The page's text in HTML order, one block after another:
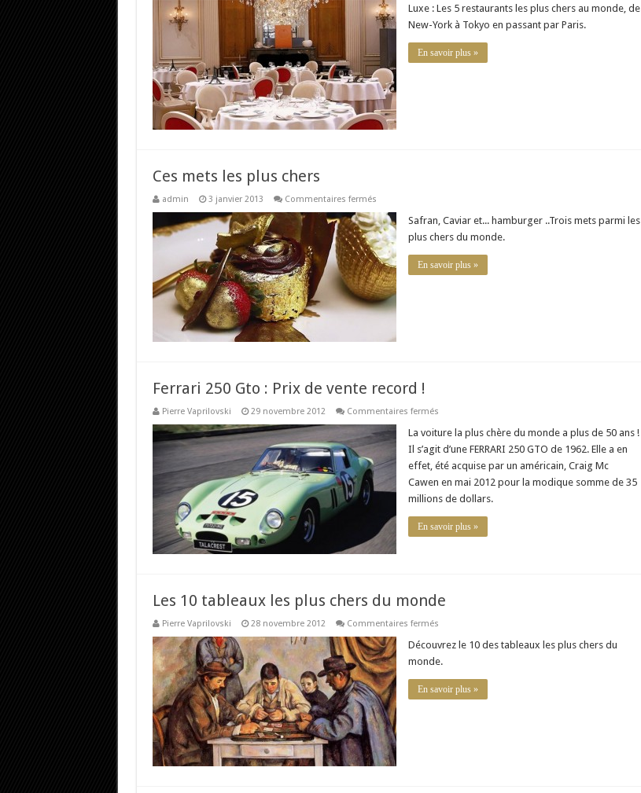
5
restaurants
les
au
monde
Luxe : Les 5 restaurants les plus chers au monde, de
New-York à Tokyo en passant par Paris.
En savoir plus »
Ces mets les plus chers
admin 3 janvier 2013 Commentaires ferméssur
mets
les
plus
chers
Safran, Caviar et... hamburger ..Trois mets parmi les
plus chers du monde.
En savoir plus »
Ferrari 250 Gto : Prix de vente record !
Pierre Vaprilovski 29 novembre 2012 Commentaires ferméssur
250
:
Prix
de
vente
record
!
La voiture la plus chère du monde a plus de 50 ans !
Il s’agit d’une FERRARI 250 GTO de 1962. Elle a en
effet, été acquise par un américain, Craig Mc
Cawen en mai 2012 pour la modique somme de 35
millions de dollars.
En savoir plus »
Les 10 tableaux les plus chers du monde
Pierre Vaprilovski 28 novembre 2012 Commentaires ferméssur
10
les
chers
du
Découvrez le 10 des tableaux les plus chers du
monde.
En savoir plus »